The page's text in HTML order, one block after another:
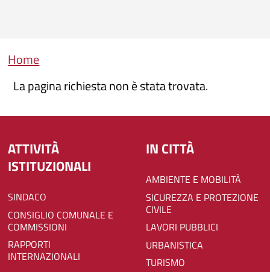
Briciole di pane
Home
La pagina richiesta non è stata trovata.
ATTIVITÀ
ISTITUZIONALI
SINDACO
CONSIGLIO COMUNALE E
COMMISSIONI
RAPPORTI
INTERNAZIONALI
IN CITTÀ
AMBIENTE E MOBILITÀ
SICUREZZA E PROTEZIONE
CIVILE
LAVORI PUBBLICI
URBANISTICA
TURISMO